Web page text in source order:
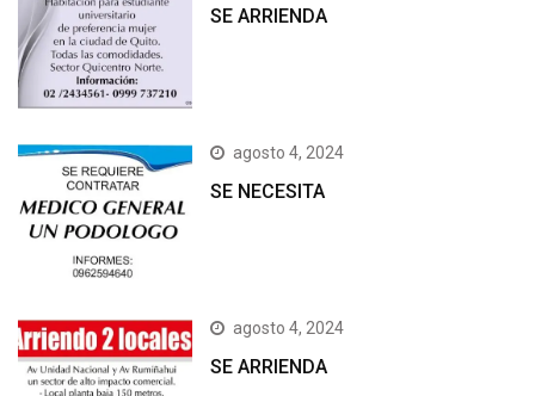
SE ARRIENDA
agosto 4, 2024
SE NECESITA
agosto 4, 2024
SE ARRIENDA